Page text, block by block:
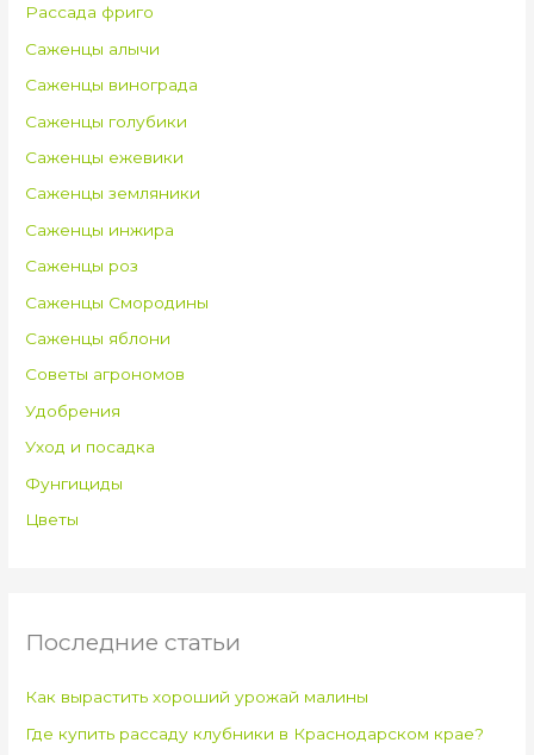
Рассада фриго
Саженцы алычи
Саженцы винограда
Саженцы голубики
Саженцы ежевики
Саженцы земляники
Саженцы инжира
Саженцы роз
Саженцы Смородины
Саженцы яблони
Советы агрономов
Удобрения
Уход и посадка
Фунгициды
Цветы
Последние статьи
Как вырастить хороший урожай малины
Где купить рассаду клубники в Краснодарском крае?